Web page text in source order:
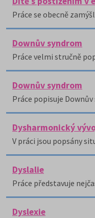
Práce se obecně
Downův syndrom
Práce velmi stručně
Downův syndrom
Práce popisuje
Dysharmonický
V práci jsou popsány
Dyslalie
Práce představuje
Dyslexie